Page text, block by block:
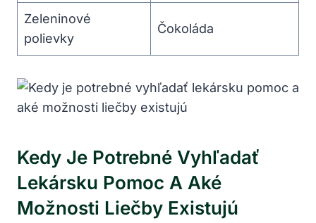
Zeleninové
polievky
Čokoláda
Kedy Je Potrebné Vyhľadať
Lekársku Pomoc A Aké
Možnosti Liečby Existujú